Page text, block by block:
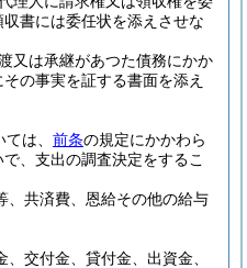
書には委任状を添えさせな
又は承継があつた債務にかか
の事実を証する書面を添え
は、 前条の規定にかかわら
、支出の調査決定をするこ
、共済費、恩給その他の給与
交付金、貸付金、出資金、